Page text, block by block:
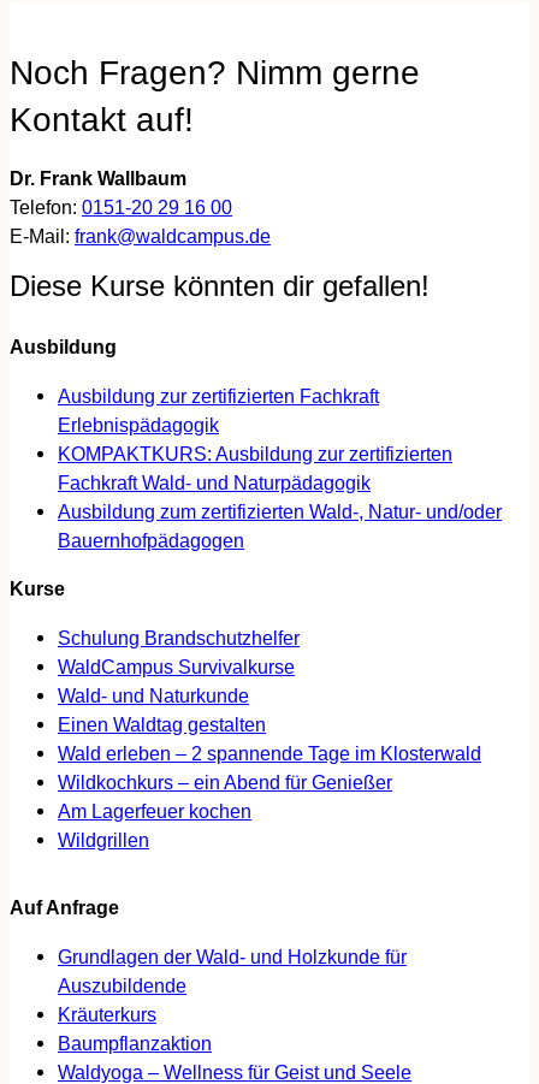
Noch Fragen? Nimm gerne
Kontakt auf!
Dr. Frank Wallbaum
Telefon: 0151-20 29 16 00
E-Mail: frank@waldcampus.de
Diese Kurse könnten dir gefallen!
Ausbildung
Ausbildung zur zertifizierten Fachkraft
Erlebnispädagogik
KOMPAKTKURS: Ausbildung zur zertifizierten
Fachkraft Wald- und Naturpädagogik
Ausbildung zum zertifizierten Wald-, Natur- und/oder
Bauernhofpädagogen
Kurse
Schulung Brandschutzhelfer
WaldCampus Survivalkurse
Wald- und Naturkunde
Einen Waldtag gestalten
Wald erleben – 2 spannende Tage im Klosterwald
Wildkochkurs – ein Abend für Genießer
Am Lagerfeuer kochen
Wildgrillen
Auf Anfrage
Grundlagen der Wald- und Holzkunde für
Auszubildende
Kräuterkurs
Baumpflanzaktion
Waldyoga – Wellness für Geist und Seele